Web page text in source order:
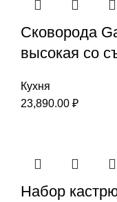
Сковорода
высокая со
Кухня
23,890.00 ₽
Набор